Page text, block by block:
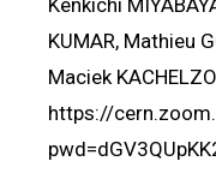
Kenkichi
KUMAR, Mathieu
Maciek
https://